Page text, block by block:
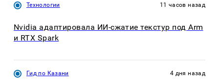
Технологии 11 часов назад
Nvidia адаптировала ИИ-сжатие текстур под Arm
и RTX Spark
Гид по Казани 4 дня назад